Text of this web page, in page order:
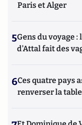
Paris et Alger
5Gens du voyage
d'Attal fait des
6Ces quatre pays
renverser la table